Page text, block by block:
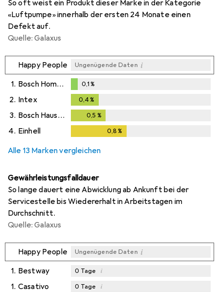
So oft weist ein Produkt dieser Marke in der Kategorie
«Luftpumpe» innerhalb der ersten 24 Monate einen
Defekt auf.
Quelle: Galaxus
Happy People Ungenügende Daten i
1. Bosch Home & Garden
%
0,1%
2. Intex 0,4 %
3. Bosch Hausgeräte 0,5 %
4. Einhell 0,8%
Alle 13 Marken vergleichen
Gewährleistungsfalldauer
So lange dauert eine Abwicklung ab Ankunft bei der
Servicestelle bis Wiedererhalt in Arbeitstagen im
Durchschnitt.
Quelle: Galaxus
Happy People Ungenügende Daten i
1. Bestway 0 Tage i
1. Casativo 0 Tage i